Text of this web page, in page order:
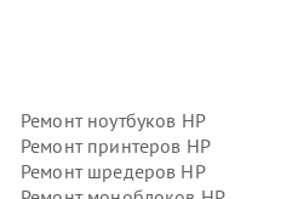
Ремонт ноутбуков HP
Ремонт принтеров HP
Ремонт шредеров HP